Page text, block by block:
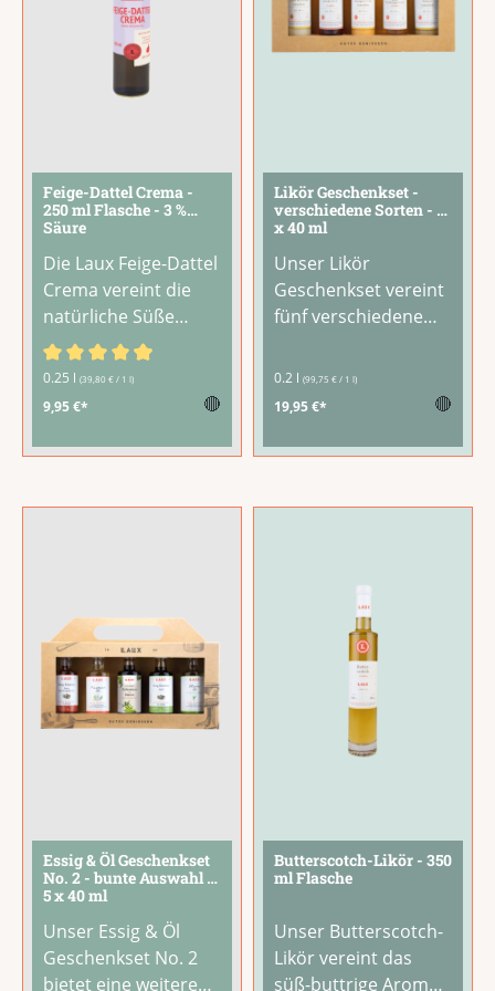
Feige-Dattel Crema -
250 ml Flasche - 3 %
Säure
Die Laux Feige-Dattel
Crema vereint die
natürliche Süße
sonnengereifter
Feigen und
aromatischer
feinen Säure von
Weißweinessig und
vollmundigem
Geschmack und
einer
...
Durchschnittliche Bewertung von 4.88 von 5 Sternen
0.25 l (39,80 € / 1 l)
9,95 €* 🔴
Likör Geschenkset -
verschiedene Sorten - 5
x 40 ml
Unser Likör
Geschenkset vereint
fünf verschiedene
40-ml-Fläschchen.
Eine bunte Auswahl
Sortiment – von
für jeden Geschmack
ekt als Geschenk für
Likörliebhaber, zum
Geburtstag oder
0.2 l (99,75 € / 1 l)
19,95 €* 🔴
Essig & Öl Geschenkset
No. 2 - bunte Auswahl -
5 x 40 ml
Unser Essig & Öl
Geschenkset No. 2
bietet eine weitere
Butterscotch-Likör - 350
ml Flasche
Unser Butterscotch-
Likör vereint das
süß-buttrige Aroma